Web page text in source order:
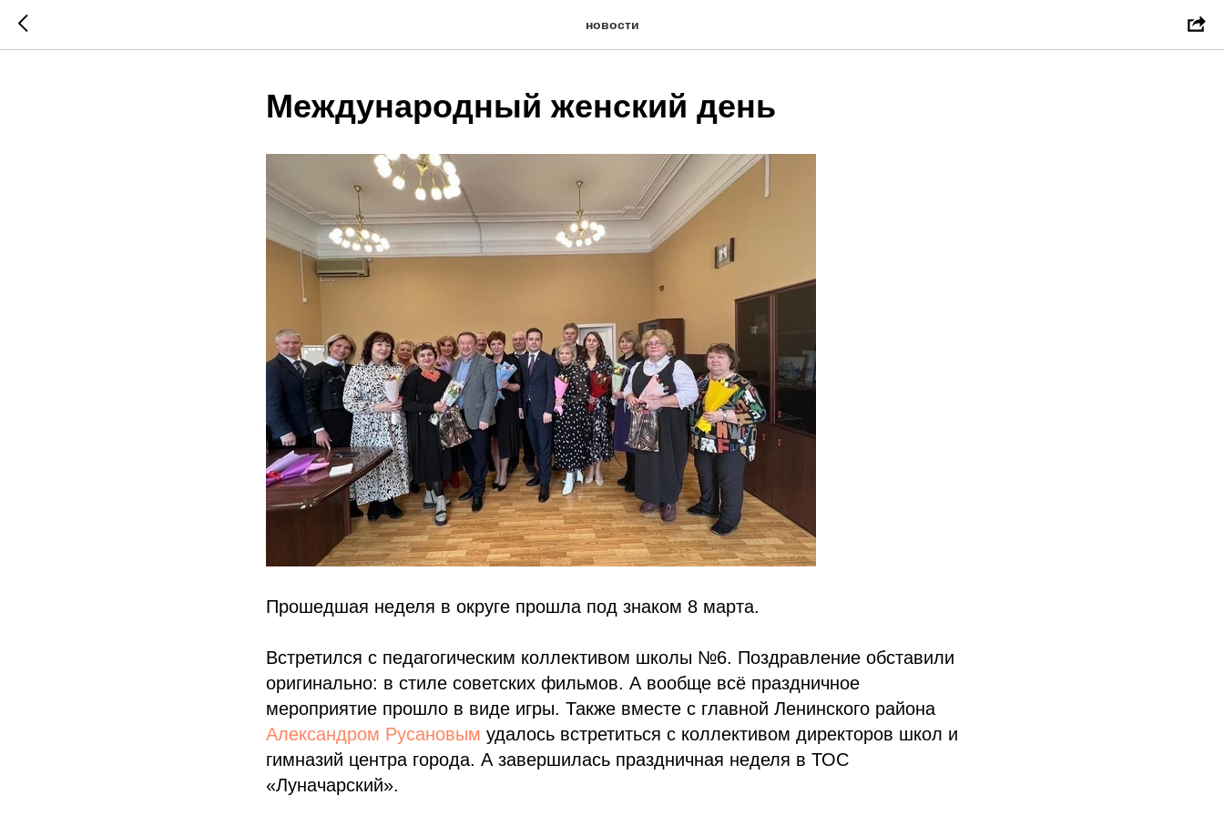
новости
Международный женский день
Прошедшая неделя в округе прошла под знаком 8 марта.
Встретился с педагогическим коллективом школы №6. Поздравление обставили
оригинально: в стиле советских фильмов. А вообще всё праздничное
мероприятие прошло в виде игры. Также вместе с главной Ленинского района
Александром Русановым удалось встретиться с коллективом директоров школ и
гимназий центра города. А завершилась праздничная неделя в ТОС
«Луначарский».